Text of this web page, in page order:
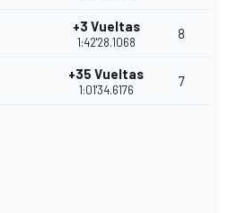
+3 Vueltas
1:42'28.1068
8
+35 Vueltas
1:01'34.6176
7